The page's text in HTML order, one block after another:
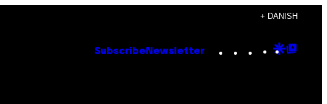
+ DANISH
Subscribe Newsletter Instagram
TikTok
YouTube
Google